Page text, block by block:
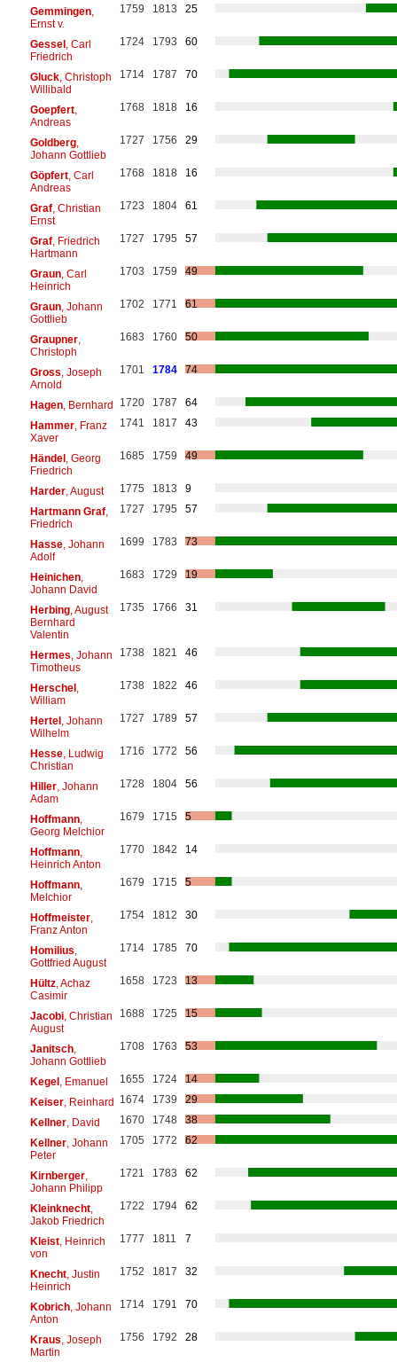
Gemmingen,
Ernst v.
1759 1813 25
Gessel, Carl
Friedrich
1724 1793 60
Gluck, Christoph
Willibald
1714 1787 70
Goepfert,
Andreas
1768 1818 16
Goldberg,
Johann Gottlieb
1727 1756 29
Göpfert, Carl
Andreas
1768 1818 16
Graf, Christian
Ernst
1723 1804 61
Graf, Friedrich
Hartmann
1727 1795 57
Graun, Carl
Heinrich
1703 1759 49
Graun, Johann
Gottlieb
1702 1771 61
Graupner,
Christoph
1683 1760 50
Gross , Joseph
Arnold
1701 1784 74
Hagen, Bernhard 1720 1787
64
Hammer, Franz
Xaver
1741 1817 43
Händel, Georg
Friedrich
1685 1759 49
Harder, August 1775 1813
9
Hartmann Graf,
Friedrich
1727 1795 57
Hasse, Johann
Adolf
1699 1783 73
Heinichen,
Johann David
1683 1729 19
Herbing, August
Bernhard
Valentin
1735 1766 31
Hermes , Johann
Timotheus
1738 1821 46
Herschel,
William
1738 1822 46
Hertel, Johann
Wilhelm
1727 1789 57
Hesse, Ludwig
Christian
1716 1772 56
Hiller, Johann
Adam
1728 1804 56
Hoffmann,
Georg Melchior
1679 1715 5
Hoffmann,
Heinrich Anton
1770 1842 14
Hoffmann,
Melchior
1679 1715 5
Hoffmeister,
Franz Anton
1754 1812 30
Homilius
Gottfried August
1714 1785 70
Hültz, Achaz
Casimir
1658 1723 13
Jacobi, Christian
August
1688 1725 15
Janitsch,
Johann Gottlieb
1708 1763 53
Kegel, Emanuel 1655 1724
14
Keiser, Reinhard 1674 1739
29
Kellner, David 1670 1748
38
Kellner, Johann
Peter
1705 1772 62
Kirnberger,
Johann Philipp
1721 1783 62
Kleinknecht,
Jakob Friedrich
1722 1794 62
Kleist, Heinrich
von
1777 1811 7
Knecht, Justin
Heinrich
1752 1817 32
Kobrich, Johann
Anton
1714 1791 70
Kraus , Joseph
Martin
1756 1792 28